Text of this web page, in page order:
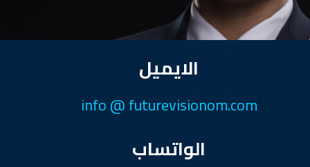
الايميل
info @ futurevisionom.com
الواتساب